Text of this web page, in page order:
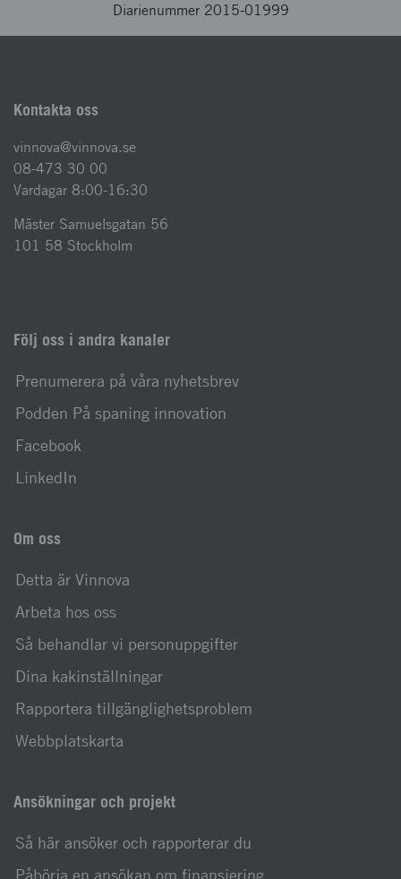
Diarienummer 2015-01999
Kontakta oss
vinnova@vinnova.se
08-473 30 00
Vardagar 8:00-16:30
Mäster Samuelsgatan 56
101 58 Stockholm
Följ oss i andra kanaler
Prenumerera på våra nyhetsbrev
Podden På spaning innovation
Facebook
LinkedIn
Om oss
Detta är Vinnova
Arbeta hos oss
Så behandlar vi personuppgifter
Dina kakinställningar
Rapportera tillgänglighetsproblem
Webbplatskarta
Ansökningar och projekt
Så här ansöker och rapporterar du
Påbörja en ansökan om finansiering